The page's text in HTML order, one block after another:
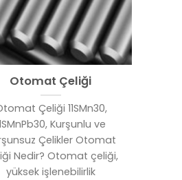
Otomat Çeliği
Çeliği 11SMn30,
Kurşunlu ve
Çelikler Otomat
Nedir? Otomat çeliği,
yüksek işlenebilirlik